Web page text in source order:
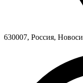
630007, Россия,